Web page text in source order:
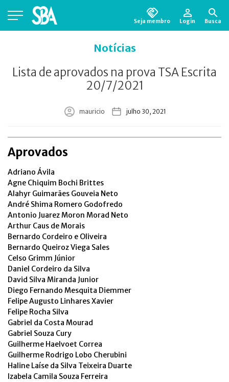
Seja membro Login Busca
Notícias
Lista de aprovados na prova TSA Escrita
20/7/2021
mauricio julho 30, 2021
Aprovados
Adriano Ávila
Agne Chiquim Bochi Brittes
Alahyr Guimarães Gouveia Neto
André Shima Romero Godofredo
Antonio Juarez Moron Morad Neto
Arthur Caus de Morais
Bernardo Cordeiro e Oliveira
Bernardo Queiroz Viega Sales
Celso Grimm Júnior
Daniel Cordeiro da Silva
David Silva Miranda Junior
Diego Fernando Mesquita Diemmer
Felipe Augusto Linhares Xavier
Felipe Rocha Silva
Gabriel da Costa Mourad
Gabriel Souza Cury
Guilherme Haelvoet Correa
Guilherme Rodrigo Lobo Cherubini
Haline Laíse da Silva Teixeira Duarte
Izabela Camila Souza Ferreira